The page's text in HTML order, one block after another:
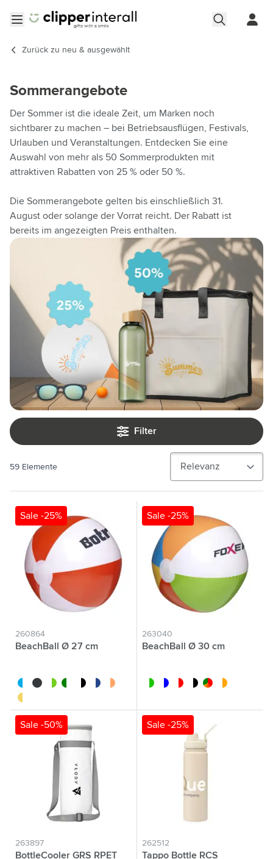
Zurück zu neu & ausgewählt
Sommerangebote
Der Sommer ist die ideale Zeit, um Marken noch
sichtbarer zu machen – bei Betriebsausflügen, Festivals,
Urlauben und Veranstaltungen. Entdecken Sie eine
Auswahl von mehr als 50 Sommerprodukten mit
attraktiven Rabatten von 25 % oder 50 %.
Die Sommerangebote gelten bis einschließlich 31.
August oder solange der Vorrat reicht. Der Rabatt ist
bereits im angezeigten Preis enthalten.
Filter
59 Elemente
Sale -25%
260864
BeachBall Ø 27 cm
blanc/bleu
noir blanc/rouge
blanc/vertblanc/noirblanc/bleu foncé
blanc/orange
blanc/jaune
Sale -25%
263040
BeachBall Ø 30 cm
blanc/limebleu/blanc
blanc/rouge
blanc/noircustom/multicolor
blanc/orange
Sale -50%
263897
BottleCooler GRS RPET
Sale -25%
262512
Tappo Bottle RCS